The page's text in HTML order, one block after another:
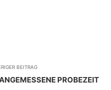
BEITRAG
PROBEZEIT